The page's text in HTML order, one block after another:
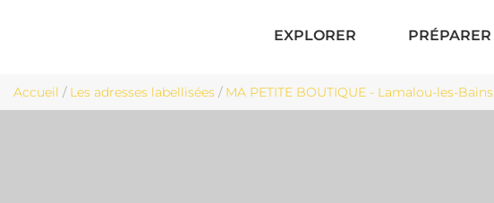
EXPLORER PRÉPARER
Accueil / Les adresses labellisées / MA PETITE BOUTIQUE - Lamalou-les-Bains